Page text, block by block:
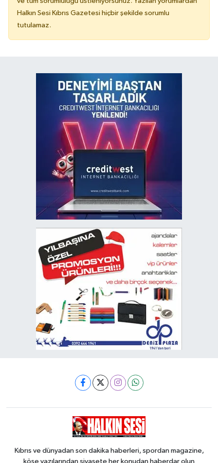
Halkın Sesi Kıbrıs Gazetesi hiçbir şekilde sorumlu
tutulamaz.
Kıbrıs ve dünyadan son dakika haberleri, spordan magazine,
köşe yazılarından siyasete her konudan haberdar olun